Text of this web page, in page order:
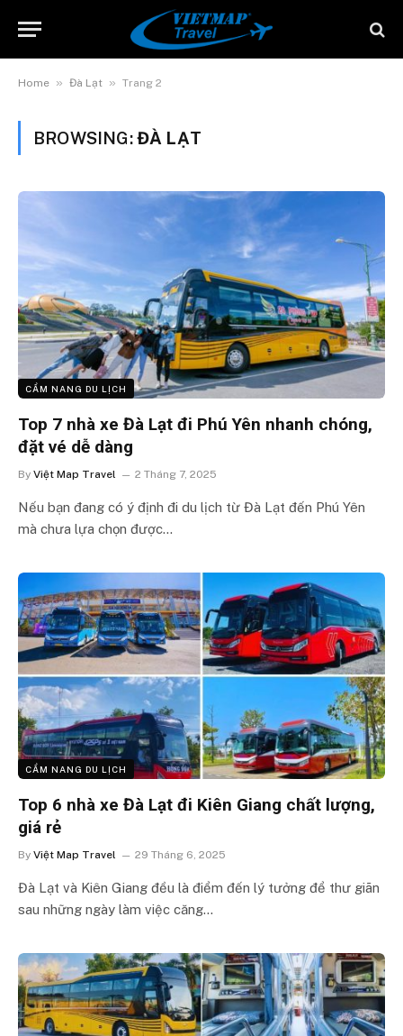
Home » Đà Lạt » Trang 2
BROWSING:ĐÀ LẠT
CẨM NANG DU LỊCH
Top 7 nhà xe Đà Lạt đi Phú Yên nhanh chóng,
đặt vé dễ dàng
By Việt Map Travel 2 Tháng 7, 2025
Nếu bạn đang có ý định đi du lịch từ Đà Lạt đến Phú Yên
mà chưa lựa chọn được…
CẨM NANG DU LỊCH
Top 6 nhà xe Đà Lạt đi Kiên Giang chất lượng,
giá rẻ
By Việt Map Travel 29 Tháng 6, 2025
Đà Lạt và Kiên Giang đều là điểm đến lý tưởng để thư giãn
sau những ngày làm việc căng…